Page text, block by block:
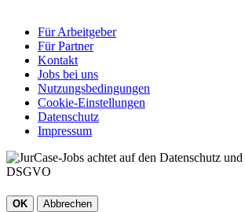
Für Arbeitgeber
Für Partner
Kontakt
Jobs bei uns
Nutzungsbedingungen
Cookie-Einstellungen
Datenschutz
Impressum
OK Abbrechen